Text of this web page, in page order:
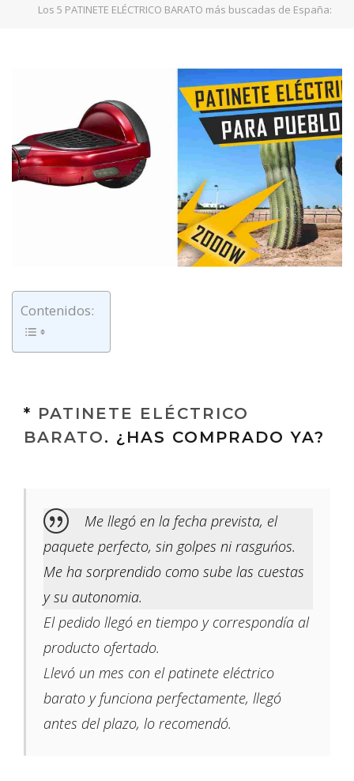
Los 5 PATINETE ELÉCTRICO BARATO más buscadas de España:
Contenidos:
* PATINETE ELÉCTRICO
BARATO. ¿HAS COMPRADO YA?
Me llegó en la fecha prevista, el
paquete perfecto, sin golpes ni rasguńos.
Me ha sorprendido como sube las cuestas
y su autonomia.
El pedido llegó en tiempo y correspondía al
producto ofertado.
Llevó un mes con el patinete eléctrico
barato y funciona perfectamente, llegó
antes del plazo, lo recomendó.